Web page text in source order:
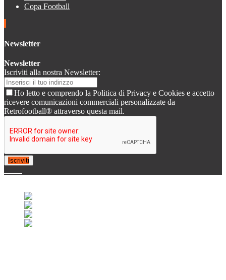
Copa Football
Newsletter
Newsletter
Iscriviti alla nostra Newsletter:
Ho letto e comprendo la Politica di Privacy e Cookies e accetto
ricevere comunicazioni commerciali personalizzate da
Retrofootball® attraverso questa mail.
Iscriviti